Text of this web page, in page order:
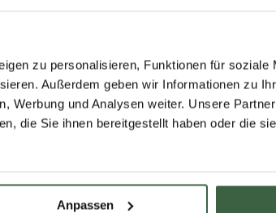
zu personalisieren, Funktionen für soziale
Außerdem geben wir Informationen zu
Werbung und Analysen weiter. Unsere
die Sie ihnen bereitgestellt haben oder die
Anpassen